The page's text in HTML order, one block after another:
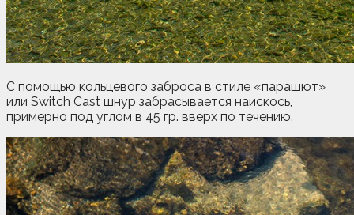
С помощью кольцевого заброса в стиле «парашют»
или Switch Cast шнур забрасывается наискось,
примерно под углом в 45 гр. вверх по течению.